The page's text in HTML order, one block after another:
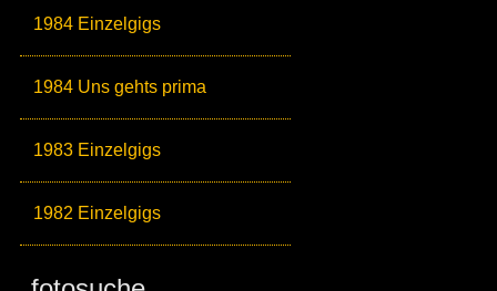
1984 Einzelgigs
1984 Uns gehts prima
1983 Einzelgigs
1982 Einzelgigs